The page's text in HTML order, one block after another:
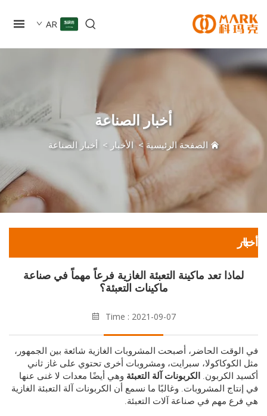
AR
أخبار الصناعة
الصفحة الرئيسية>الأخبار >أخبار الصناعة
تعد ماكينة التعبئة الغازية فرعاً مهماً في صناعة
ماكينات التعبئة؟
Time : 2021-09-07
الحاضر، أصبحت المشروبات الغازية شائعة بين الجمهور،
سبرايت، ومشروبات أخرى تحتوي على غاز ثاني
الكربون.الكربوناتآلة التعبئة وهي أيضًا معدات لا غنى عنها
المشروبات. وغالبًا ما نسمع أنالكربوناتآلة التعبئة الغازية
مهم في صناعة آلات التعبئة.